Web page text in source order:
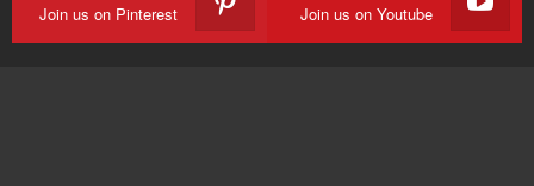
Join us on Youtube
Join us on Pinterest